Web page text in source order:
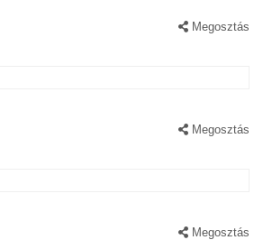
Megosztás
Megosztás
Megosztás